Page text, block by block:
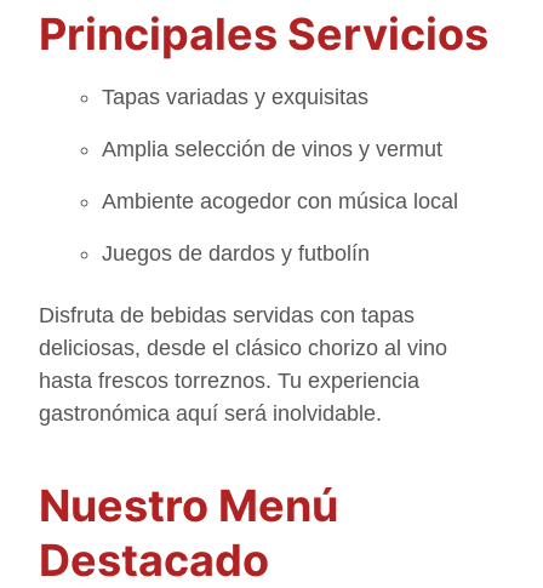
Principales Servicios
Tapas variadas y exquisitas
Amplia selección de vinos y vermut
Ambiente acogedor con música local
Juegos de dardos y futbolín
Disfruta de bebidas servidas con tapas
deliciosas, desde el clásico chorizo al vino
hasta frescos torreznos. Tu experiencia
gastronómica aquí será inolvidable.
Nuestro Menú
Destacado